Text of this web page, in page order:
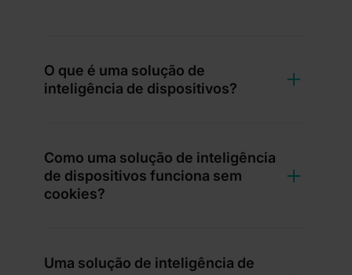
O que é uma solução de
inteligência de dispositivos?
Como uma solução de inteligência
de dispositivos funciona sem
cookies?
Uma solução de inteligência de